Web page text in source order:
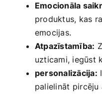
Emocionāla
produktus, kas
emocijas.
Atpazīstamība:
uzticami, iegūst
personalizācija:
palielināt⁤